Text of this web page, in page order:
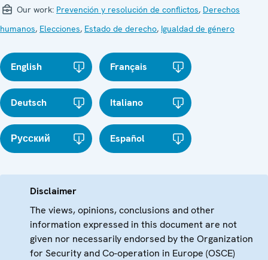
Our work: Prevención y resolución de conflictos, Derechos
humanos, Elecciones, Estado de derecho, Igualdad de género
English Français
Deutsch Italiano
Русский Español
Disclaimer
The views, opinions, conclusions and other
information expressed in this document are not
given nor necessarily endorsed by the Organization
for Security and Co-operation in Europe (OSCE)